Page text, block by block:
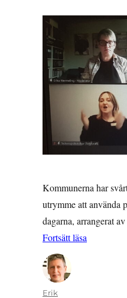
Kommunerna har
utrymme att använda
dagarna, arrangerat
Fortsätt läsa
Författare
Erik